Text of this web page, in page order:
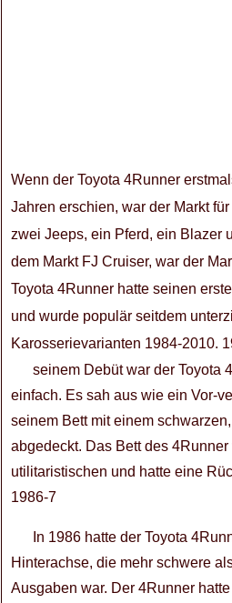
Wenn der Toyota 4Runner
Jahren erschien, war der Markt
zwei Jeeps, ein Pferd, ein Blazer
dem Markt FJ Cruiser, war der
Toyota 4Runner hatte seinen
und wurde populär seitdem
Karosserievarianten 1984-2010.
seinem Debüt war der Toyota
einfach. Es sah aus wie ein Vor-
seinem Bett mit einem
abgedeckt. Das Bett des 4Runner
utilitaristischen und hatte eine
1986-7
In 1986 hatte der Toyota
Hinterachse, die mehr schwere
Ausgaben war. Der 4Runner